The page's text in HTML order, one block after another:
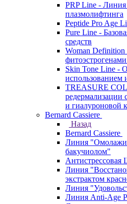
PRP Line -
плазмолифтинга
Peptide Pro Age
Pure Line -
средств
Woman Definition
Skin Tone Line -
использованием
TREASURE
редермализации
и гиалуроновой
Bernard Cassiere
Назад
Bernard Cassiere
Линия
бакучиолом"
Антистрессовая
Линия
экстрактом
Линия
Линия Anti-Age